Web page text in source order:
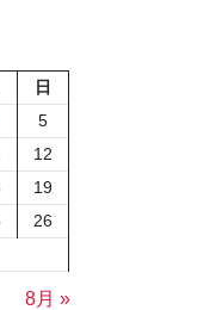
日
5
12
19
26
8月 »